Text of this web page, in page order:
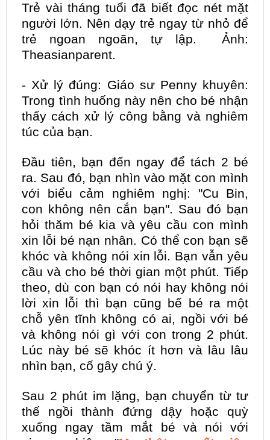
Trẻ vài tháng tuổi đã biết đọc nét mặt
người lớn. Nên dạy trẻ ngay từ nhỏ để
trẻ ngoan ngoãn, tự lập. Ảnh:
Theasianparent.
- Xử lý đúng: Giáo sư Penny khuyên:
Trong tình huống này nên cho bé nhận
thấy cách xử lý công bằng và nghiêm
túc của bạn.
Đầu tiên, bạn đến ngay để tách 2 bé
ra. Sau đó, bạn nhìn vào mặt con mình
với biểu cảm nghiêm nghị: "Cu Bin,
con không nên cắn bạn". Sau đó bạn
hỏi thăm bé kia và yêu cầu con mình
xin lỗi bé nạn nhân. Có thể con bạn sẽ
khóc và không nói xin lỗi. Bạn vẫn yêu
cầu và cho bé thời gian một phút. Tiếp
theo, dù con bạn có nói hay không nói
lời xin lỗi thì bạn cũng bế bé ra một
chỗ yên tĩnh không có ai, ngồi với bé
và không nói gì với con trong 2 phút.
Lúc này bé sẽ khóc ít hơn và lâu lâu
nhìn bạn, cố gây chú ý.
Sau 2 phút im lặng, bạn chuyển từ tư
thế ngồi thành đứng dậy hoặc quỳ
xuống ngay tầm mắt bé và nói với